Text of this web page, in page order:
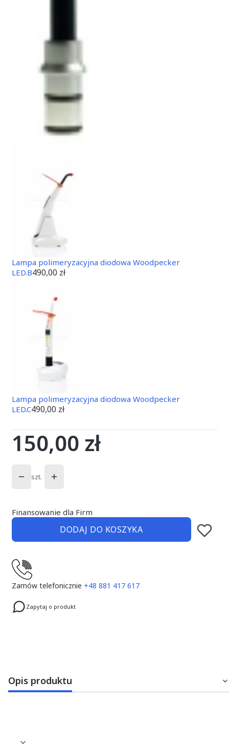
Lampa polimeryzacyjna diodowa Woodpecker
LED.B490,00 zł
Lampa polimeryzacyjna diodowa Woodpecker
LED.C490,00 zł
Cena
150,00 zł
szt.
Finansowanie dla Firm
DODAJ DO KOSZYKA
Zamów telefonicznie +48 881 417 617
Zapytaj o produkt
Opis produktu